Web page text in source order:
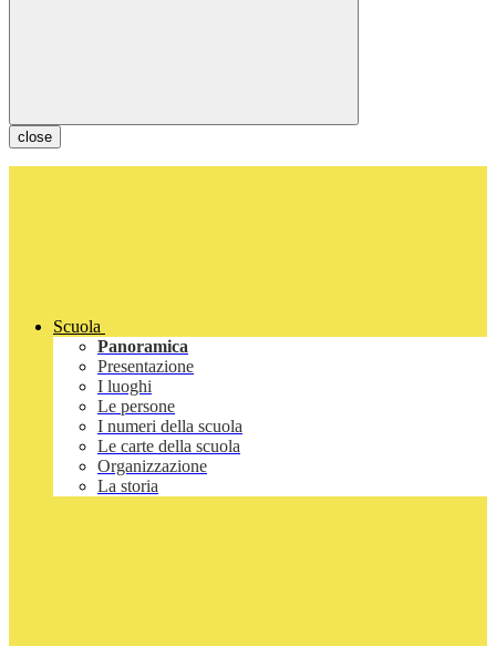
close
Scuola
Panoramica
Presentazione
I luoghi
Le persone
I numeri della scuola
Le carte della scuola
Organizzazione
La storia